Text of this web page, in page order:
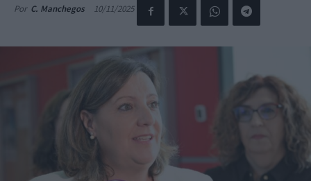
Por C. Manchegos 10/11/2025